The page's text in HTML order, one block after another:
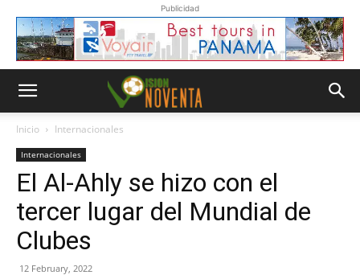
Publicidad
Inicio Internacionales
Internacionales
El Al-Ahly se hizo con el
tercer lugar del Mundial de
Clubes
12 February, 2022